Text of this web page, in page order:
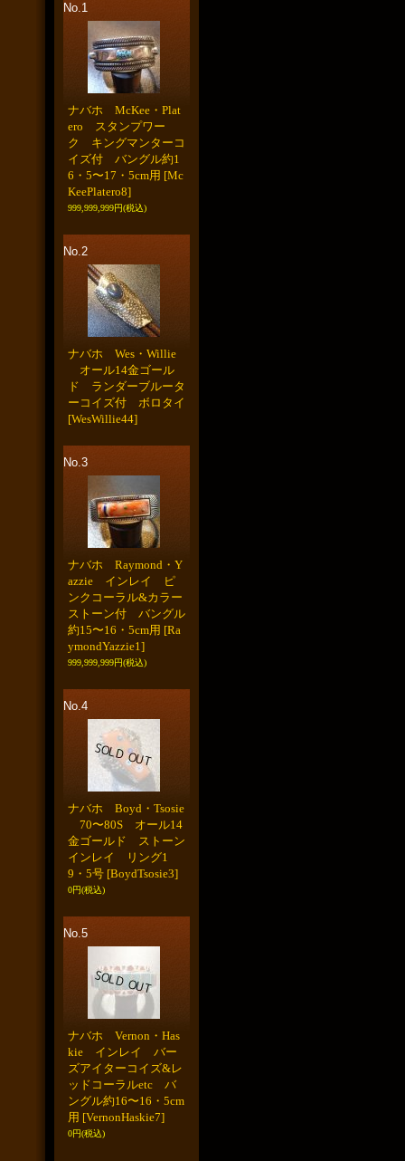
No.1
ナバホ McKee・Plat
ero スタンプワー
ク キングマンターコ
イズ付 バングル約1
6・5〜17・5cm用 [Mc
KeePlatero8]
999,999,999円(税込)
No.2
ナバホ Wes・Willie
オール14金ゴール
ド ランダーブルータ
ーコイズ付 ボロタイ
[WesWillie44]
No.3
ナバホ Raymond・Y
azzie インレイ ピ
ンクコーラル&カラー
ストーン付 バングル
約15〜16・5cm用 [Ra
ymondYazzie1]
999,999,999円(税込)
No.4
ナバホ Boyd・Tsosie
70〜80S オール14
金ゴールド ストーン
インレイ リング1
9・5号 [BoydTsosie3]
0円(税込)
No.5
ナバホ Vernon・Has
kie インレイ バー
ズアイターコイズ&レ
ッドコーラルetc バ
ングル約16〜16・5cm
用 [VernonHaskie7]
0円(税込)